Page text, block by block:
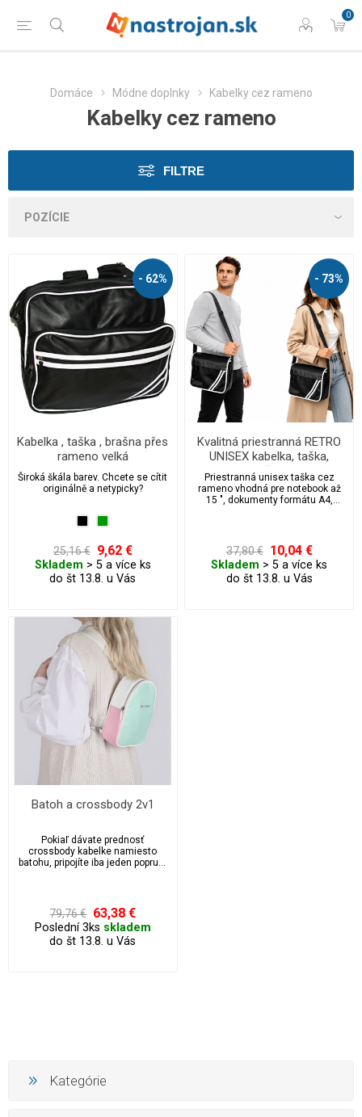
0
Domáce Módne doplnky Kabelky cez rameno
Kabelky cez rameno
FILTRE
- 62%
Kabelka , taška , brašna přes
rameno velká
Široká škála barev. Chcete se cítit
originálně a netypicky?
25,16 € 9,62 €
Skladem > 5 a více ks
do št 13.8. u Vás
- 73%
Kvalitná priestranná RETRO
UNISEX kabelka, taška,
taška
Priestranná unisex taška cez
rameno vhodná pre notebook až
15 ", dokumenty formátu A4,
usporiadať mobil, peňaženku,
kľúče aj ďalšie drobnosti. Ideálne
do školy, práce aj na bežné
nosenie.
37,80 € 10,04 €
Skladem > 5 a více ks
do št 13.8. u Vás
Batoh a crossbody 2v1
Pokiaľ dávate prednosť
crossbody kabelke namiesto
batohu, pripojíte iba jeden popruh,
79,76 € 63,38 €
Poslední 3ks skladem
do št 13.8. u Vás
Kategórie